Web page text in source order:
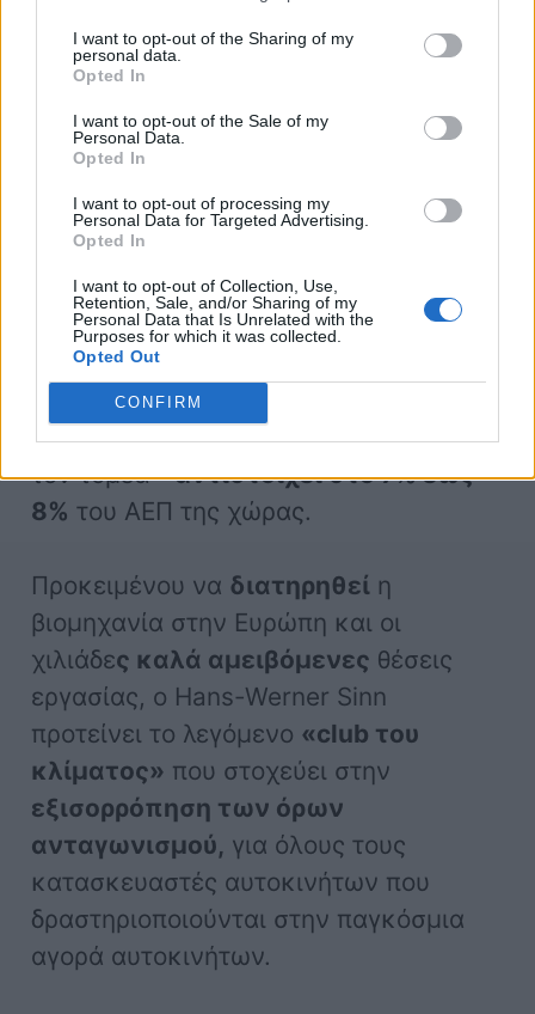
I want to opt-out of the Sharing of my
personal data.
Opted In
I want to opt-out of the Sale of my
Personal Data.
Opted In
I want to opt-out of processing my
Personal Data for Targeted Advertising.
Opted In
I want to opt-out of Collection, Use,
Retention, Sale, and/or Sharing of my
Personal Data that Is Unrelated with the
Purposes for which it was collected.
Opted Out
CONFIRM
κατάσταση;
ότι ηπαρακμή
αυτοκινητοβιομηχανίας στη Γερμανία
και την Ευρώπηθα απειλήσει
την
ευημερία της περιοχής. Μόνο στη
Γερμανία, ο τομέας της
αυτοκινητοβιομηχανίας –
συμπεριλαμβανομένων των
προμηθευτών, των προμηθευτών και
άλλων εταιρειών που εξαρτώνται από
τον τομέα –αντιστοιχεί στο 7% έως
8% του ΑΕΠ της χώρας.
Προκειμένου να διατηρηθεί η
βιομηχανία στην Ευρώπη και οι
χιλιάδες καλά αμειβόμενες θέσεις
εργασίας, ο Hans-Werner Sinn
προτείνει το λεγόμενο «club του
κλίματος» που στοχεύει στην
εξισορρόπηση των όρων
ανταγωνισμού, για όλους τους
κατασκευαστές αυτοκινήτων που
δραστηριοποιούνται στην παγκόσμια
αγορά αυτοκινήτων.